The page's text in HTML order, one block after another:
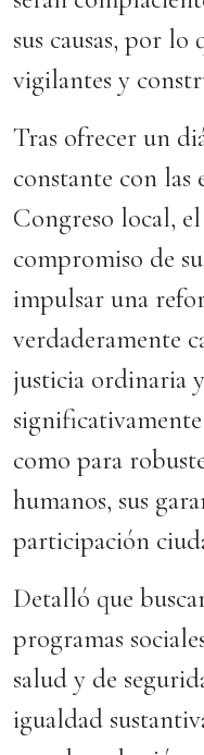
sus causas, por
vigilantes y
Tras ofrecer un
constante con las
Congreso local,
compromiso de
impulsar una
verdaderamente
justicia ordinaria
como para
humanos, sus
participación
Detalló que
programas
salud y de
igualdad